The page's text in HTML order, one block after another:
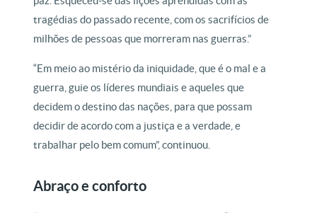
tragédias do passado recente, com os sacrifícios de
milhões de pessoas que morreram nas guerras.”
“Em meio ao mistério da iniquidade, que é o mal e a
guerra, guie os líderes mundiais e aqueles que
decidem o destino das nações, para que possam
decidir de acordo com a justiça e a verdade, e
trabalhar pelo bem comum”, continuou.
Abraço e conforto